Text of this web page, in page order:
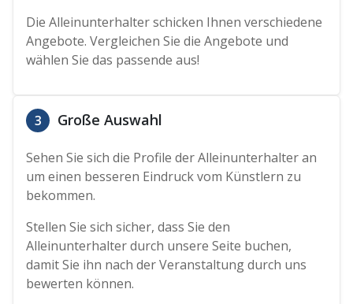
Die Alleinunterhalter schicken Ihnen verschiedene
Angebote. Vergleichen Sie die Angebote und
wählen Sie das passende aus!
3 Große Auswahl
Sehen Sie sich die Profile der Alleinunterhalter an
um einen besseren Eindruck vom Künstlern zu
bekommen.
Stellen Sie sich sicher, dass Sie den
Alleinunterhalter durch unsere Seite buchen,
damit Sie ihn nach der Veranstaltung durch uns
bewerten können.